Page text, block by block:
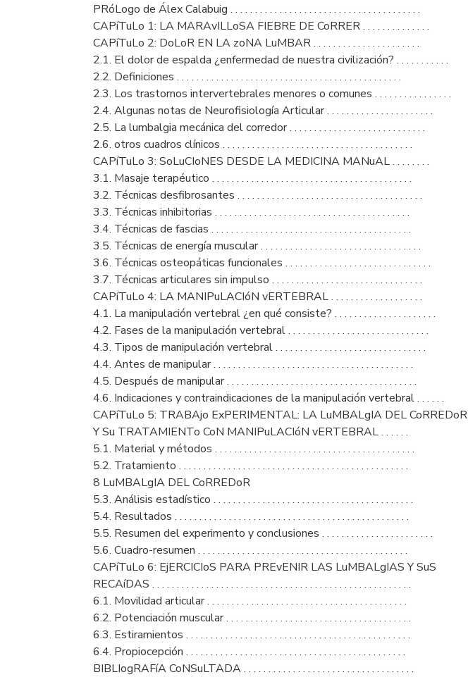
PRóLogo de Álex Calabuig . . . . . . . . . . . . . . . . . . . . . . . . . . . . . . . . . . . . . . .
CAPíTuLo 1: LA MARAvILLoSA FIEBRE DE CoRRER . . . . . . . . . . . . . .
CAPíTuLo 2: DoLoR EN LA zoNA LuMBAR . . . . . . . . . . . . . . . . . . . . . .
2.1. El dolor de espalda ¿enfermedad de nuestra civilización? . . . . . . . . . . .
2.2. Definiciones . . . . . . . . . . . . . . . . . . . . . . . . . . . . . . . . . . . . . . . . . . . . . .
2.3. Los trastornos intervertebrales menores o comunes . . . . . . . . . . . . . . . .
2.4. Algunas notas de Neurofisiología Articular . . . . . . . . . . . . . . . . . . . . . .
2.5. La lumbalgia mecánica del corredor . . . . . . . . . . . . . . . . . . . . . . . . . . . .
2.6. otros cuadros clínicos . . . . . . . . . . . . . . . . . . . . . . . . . . . . . . . . . . . . . . .
CAPíTuLo 3: SoLuCIoNES DESDE LA MEDICINA MANuAL . . . . . . . .
3.1. Masaje terapéutico . . . . . . . . . . . . . . . . . . . . . . . . . . . . . . . . . . . . . . . . .
3.2. Técnicas desfibrosantes . . . . . . . . . . . . . . . . . . . . . . . . . . . . . . . . . . . . . .
3.3. Técnicas inhibitorias . . . . . . . . . . . . . . . . . . . . . . . . . . . . . . . . . . . . . . . .
3.4. Técnicas de fascias . . . . . . . . . . . . . . . . . . . . . . . . . . . . . . . . . . . . . . . . .
3.5. Técnicas de energía muscular . . . . . . . . . . . . . . . . . . . . . . . . . . . . . . . . .
3.6. Técnicas osteopáticas funcionales . . . . . . . . . . . . . . . . . . . . . . . . . . . . . .
3.7. Técnicas articulares sin impulso . . . . . . . . . . . . . . . . . . . . . . . . . . . . . . .
CAPíTuLo 4: LA MANIPuLACIóN vERTEBRAL . . . . . . . . . . . . . . . . . . .
4.1. La manipulación vertebral ¿en qué consiste? . . . . . . . . . . . . . . . . . . . . .
4.2. Fases de la manipulación vertebral . . . . . . . . . . . . . . . . . . . . . . . . . . . . .
4.3. Tipos de manipulación vertebral . . . . . . . . . . . . . . . . . . . . . . . . . . . . . . .
4.4. Antes de manipular . . . . . . . . . . . . . . . . . . . . . . . . . . . . . . . . . . . . . . . . .
4.5. Después de manipular . . . . . . . . . . . . . . . . . . . . . . . . . . . . . . . . . . . . . . .
4.6. Indicaciones y contraindicaciones de la manipulación vertebral . . . . . .
CAPíTuLo 5: TRABAjo ExPERIMENTAL: LA LuMBALgIA DEL CoRREDoR
Y Su TRATAMIENTo CoN MANIPuLACIóN vERTEBRAL . . . . . .
5.1. Material y métodos . . . . . . . . . . . . . . . . . . . . . . . . . . . . . . . . . . . . . . . . .
5.2. Tratamiento . . . . . . . . . . . . . . . . . . . . . . . . . . . . . . . . . . . . . . . . . . . . . . .
8 LuMBALgIA DEL CoRREDoR
5.3. Análisis estadístico . . . . . . . . . . . . . . . . . . . . . . . . . . . . . . . . . . . . . . . . .
5.4. Resultados . . . . . . . . . . . . . . . . . . . . . . . . . . . . . . . . . . . . . . . . . . . . . . . .
5.5. Resumen del experimento y conclusiones . . . . . . . . . . . . . . . . . . . . . . .
5.6. Cuadro-resumen . . . . . . . . . . . . . . . . . . . . . . . . . . . . . . . . . . . . . . . . . . .
CAPíTuLo 6: EjERCICIoS PARA PREvENIR LAS LuMBALgIAS Y SuS
RECAíDAS . . . . . . . . . . . . . . . . . . . . . . . . . . . . . . . . . . . . . . . . . . . . . . . . . . . . .
6.1. Movilidad articular . . . . . . . . . . . . . . . . . . . . . . . . . . . . . . . . . . . . . . . . .
6.2. Potenciación muscular . . . . . . . . . . . . . . . . . . . . . . . . . . . . . . . . . . . . . .
6.3. Estiramientos . . . . . . . . . . . . . . . . . . . . . . . . . . . . . . . . . . . . . . . . . . . . . .
6.4. Propiocepción . . . . . . . . . . . . . . . . . . . . . . . . . . . . . . . . . . . . . . . . . . . . .
BIBLIogRAFíA CoNSuLTADA . . . . . . . . . . . . . . . . . . . . . . . . . . . . . . . . . . .